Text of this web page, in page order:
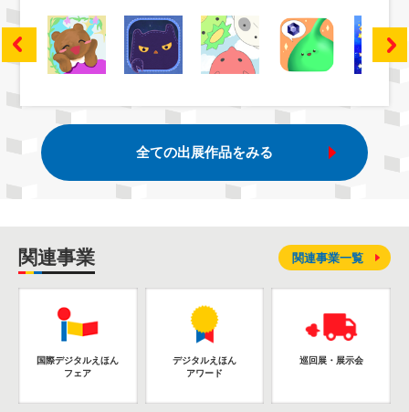
全ての出展作品をみる
関連事業
国際デジタルえほん
フェア
デジタルえほん
アワード
巡回展・展示会
関連事業一覧